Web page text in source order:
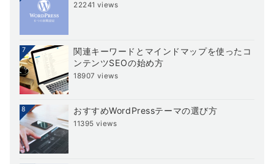
22241 views
7
関連キーワードとマインドマップを使ったコ
ンテンツSEOの始め方
18907 views
8 おすすめWordPressテーマの選び方
11395 views